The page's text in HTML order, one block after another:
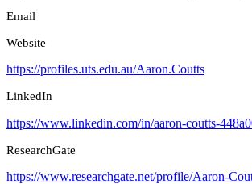
Email
Website
https://profiles.uts.edu.au/Aaron.Coutts
LinkedIn
https://www.linkedin.com/in/aaron-coutts-
ResearchGate
https://www.researchgate.net/profile/Aaron-